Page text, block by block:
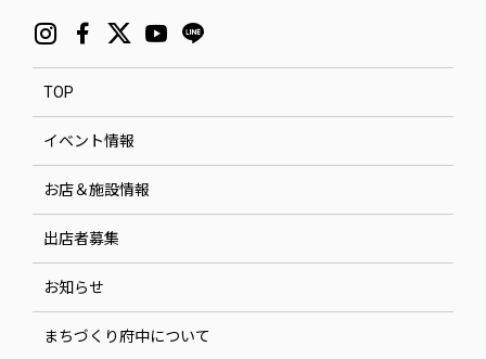
TOP
イベント情報
お店＆施設情報
出店者募集
お知らせ
まちづくり府中について